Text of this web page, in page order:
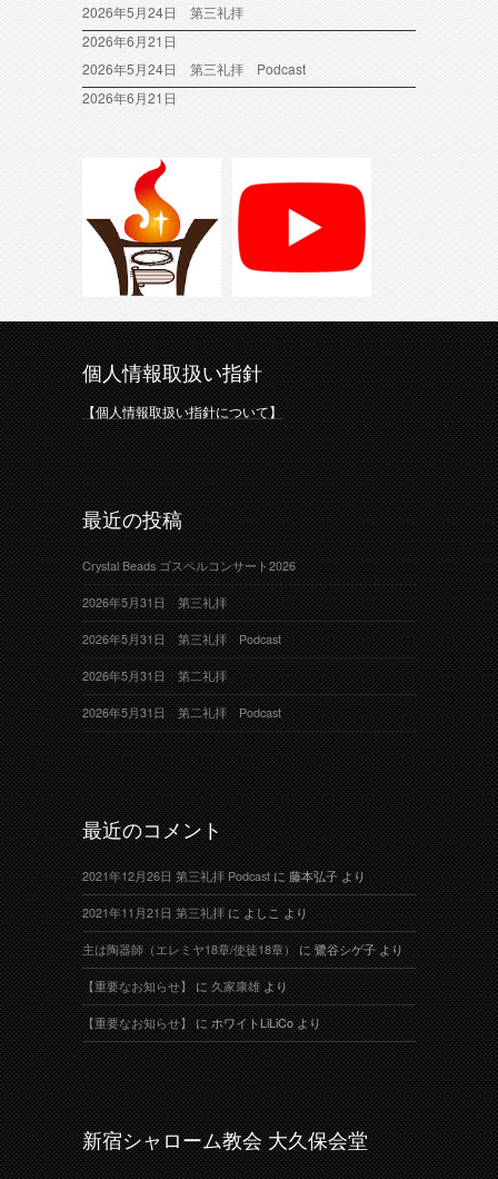
2026年5月24日 第三礼拝
2026年6月21日
2026年5月24日 第三礼拝 Podcast
2026年6月21日
個人情報取扱い指針
【個人情報取扱い指針について】
最近の投稿
Crystal Beads ゴスペルコンサート2026
2026年5月31日 第三礼拝
2026年5月31日 第三礼拝 Podcast
2026年5月31日 第二礼拝
2026年5月31日 第二礼拝 Podcast
最近のコメント
2021年12月26日 第三礼拝 Podcastに藤本弘子より
2021年11月21日 第三礼拝によしこより
主は陶器師（エレミヤ18章/使徒18章）に鷺谷シゲ子より
【重要なお知らせ】に久家康雄より
【重要なお知らせ】にホワイトLiLiCoより
新宿シャローム教会 大久保会堂